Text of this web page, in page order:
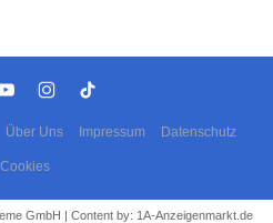
Über Uns Impressum Datenschutz
Cookies
GmbH | Content by: 1A-Anzeigenmarkt.de